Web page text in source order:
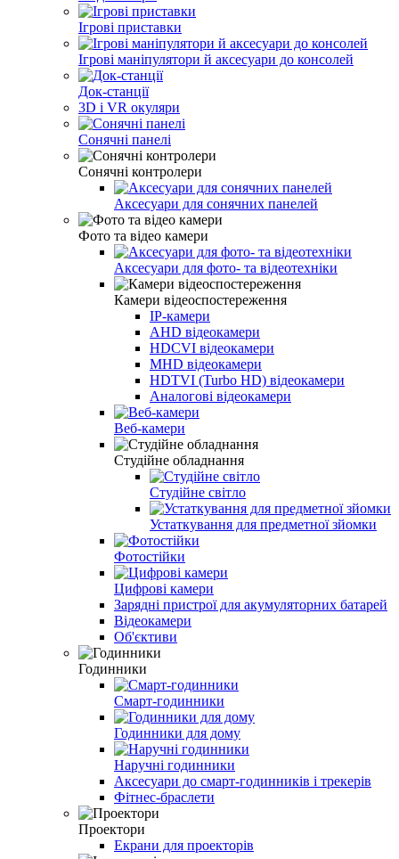
Ігрові приставки
Ігрові маніпулятори й аксесуари до консолей
Док-станції
3D і VR окуляри
Сонячні панелі
Сонячні контролери
Аксесуари для сонячних панелей
Фото та відео камери
Аксесуари для фото- та відеотехніки
Камери відеоспостереження
IP-камери
AHD відеокамери
HDCVI відеокамери
MHD відеокамери
HDTVI (Turbo HD) відеокамери
Аналогові відеокамери
Веб-камери
Студійне обладнання
Студійне світло
Устаткування для предметної зйомки
Фотостійки
Цифрові камери
Зарядні пристрої для акумуляторних батарей
Відеокамери
Об'єктиви
Годинники
Смарт-годинники
Годинники для дому
Наручні годинники
Аксесуари до смарт-годинників і трекерів
Фітнес-браслети
Проектори
Екрани для проекторів